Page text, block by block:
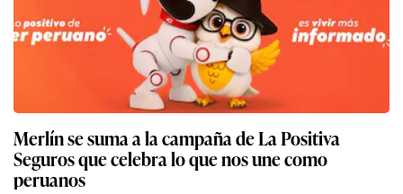
Merlín se suma a la campaña de La Positiva
Seguros que celebra lo que nos une como
peruanos